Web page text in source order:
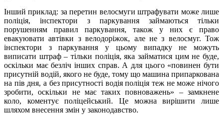
Інший приклад: за перетин велосмуги штрафувати може лише
поліція, інспектори з паркування займаються тільки
порушенням правил паркування, також у них є право
евакуювати автівки з велодоріжок, але не з велосмуг. Тож
інспектори з паркування у цьому випадку не можуть
виписати штраф – тільки поліція, яка займатися цим не буде,
оскільки має безліч інших справ. А для цього «повинен бути
присутній водій, якого не буде, тому що машина припаркована
на пів дня, а без присутності водія поліція теж не може нічого
зробити, оскільки не має таких повноважень» – замкнене
коло, коментує поліцейський. Це можна вирішити лише
шляхом внесення змін у законодавство.